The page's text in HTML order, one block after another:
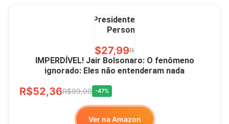
Presidente Porcelana
Personalizada
R$27,99R$49,00
IMPERDÍVEL! Jair Bolsonaro: O fenômeno
ignorado: Eles não entenderam nada
R$52,36R$99,00 -47%
Ver na Amazon